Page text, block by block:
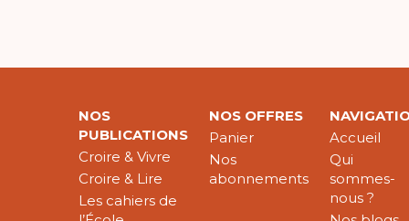
NOS
PUBLICATIONS
Croire & Vivre
Croire & Lire
Les cahiers de
NOS OFFRES
Panier
Nos
abonnements
Accueil
Qui
sommes-
nous ?